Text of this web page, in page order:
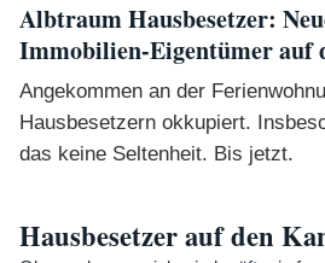
Albtraum Hausbesetzer:
Immobilien-Eigentümer auf
Angekommen an der
Hausbesetzern okkupiert.
das keine Seltenheit. Bis jetzt.
Hausbesetzer auf den